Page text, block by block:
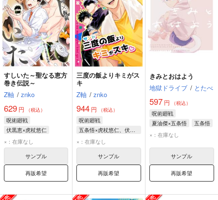
すしいた～聖なる恵方
巻き伝説～
Z軸 / znko
629 円 （税込）
呪術廻戦
伏黒恵×虎杖悠仁
虎杖悠仁
×：在庫なし
サンプル
再販希望
三度の飯よりキミがス
キ
Z軸 / znko
944 円 （税込）
呪術廻戦
五条悟×虎杖悠仁、伏黒恵×虎杖悠仁
虎杖悠仁
伏黒恵
×：在庫なし
サンプル
再販希望
きみとおはよう
地獄ドライブ / とたべ
597円 （税込）
呪術廻戦
夏油傑×五条悟
五条悟
夏油傑
×：在庫なし
サンプル
再販希望